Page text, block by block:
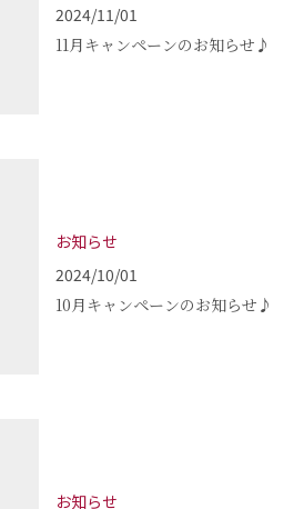
2024/11/01
11月キャンペーンのお知らせ♪
お知らせ
2024/10/01
10月キャンペーンのお知らせ♪
お知らせ